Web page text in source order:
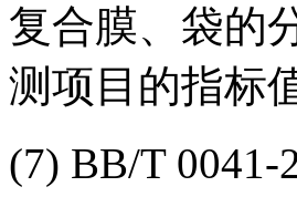
复合膜、袋的
测项目的指标
(7) BB/T